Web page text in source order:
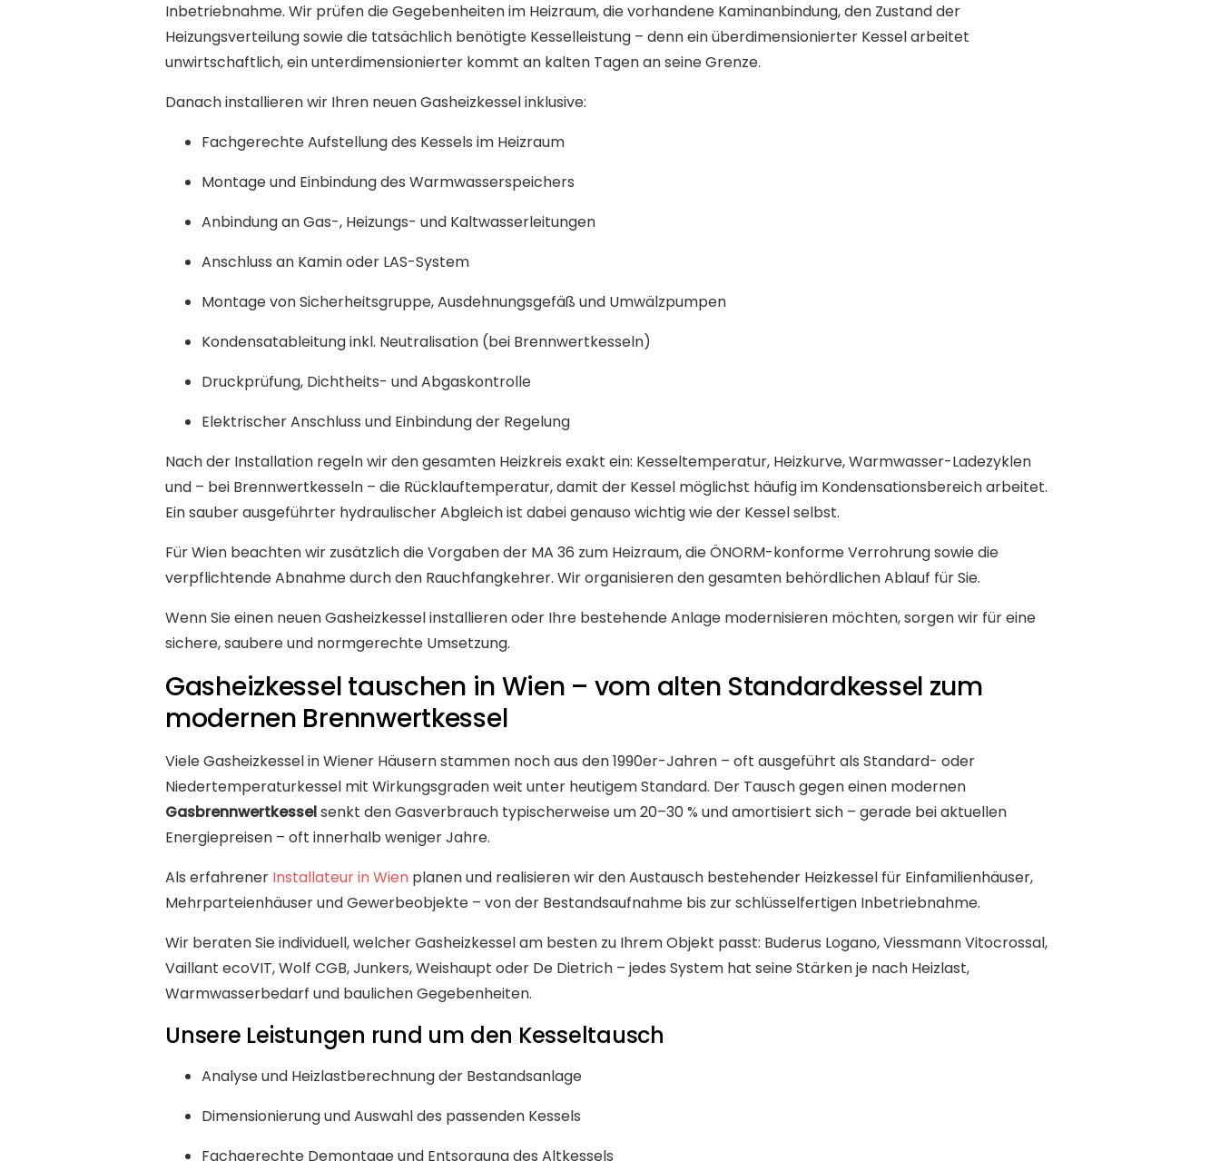
Inbetriebnahme. Wir prüfen die Gegebenheiten im Heizraum, die vorhandene Kaminanbindung, den Zustand der
Heizungsverteilung sowie die tatsächlich benötigte Kesselleistung – denn ein überdimensionierter Kessel arbeitet
unwirtschaftlich, ein unterdimensionierter kommt an kalten Tagen an seine Grenze.
Danach installieren wir Ihren neuen Gasheizkessel inklusive:
Fachgerechte Aufstellung des Kessels im Heizraum
Montage und Einbindung des Warmwasserspeichers
Anbindung an Gas-, Heizungs- und Kaltwasserleitungen
Anschluss an Kamin oder LAS-System
Montage von Sicherheitsgruppe, Ausdehnungsgefäß und Umwälzpumpen
Kondensatableitung inkl. Neutralisation (bei Brennwertkesseln)
Druckprüfung, Dichtheits- und Abgaskontrolle
Elektrischer Anschluss und Einbindung der Regelung
Nach der Installation regeln wir den gesamten Heizkreis exakt ein: Kesseltemperatur, Heizkurve, Warmwasser-Ladezyklen
und – bei Brennwertkesseln – die Rücklauftemperatur, damit der Kessel möglichst häufig im Kondensationsbereich arbeitet.
Ein sauber ausgeführter hydraulischer Abgleich ist dabei genauso wichtig wie der Kessel selbst.
Für Wien beachten wir zusätzlich die Vorgaben der MA 36 zum Heizraum, die ÖNORM-konforme Verrohrung sowie die
verpflichtende Abnahme durch den Rauchfangkehrer. Wir organisieren den gesamten behördlichen Ablauf für Sie.
Wenn Sie einen neuen Gasheizkessel installieren oder Ihre bestehende Anlage modernisieren möchten, sorgen wir für eine
sichere, saubere und normgerechte Umsetzung.
Gasheizkessel tauschen in Wien – vom alten Standardkessel zum
modernen Brennwertkessel
Viele Gasheizkessel in Wiener Häusern stammen noch aus den 1990er-Jahren – oft ausgeführt als Standard- oder
Niedertemperaturkessel mit Wirkungsgraden weit unter heutigem Standard. Der Tausch gegen einen modernen
Gasbrennwertkesselsenkt den Gasverbrauch typischerweise um 20–30 % und amortisiert sich – gerade bei aktuellen
Energiepreisen – oft innerhalb weniger Jahre.
Als erfahrener Installateur in Wien planen und realisieren wir den Austausch bestehender Heizkessel für Einfamilienhäuser,
Mehrparteienhäuser und Gewerbeobjekte – von der Bestandsaufnahme bis zur schlüsselfertigen Inbetriebnahme.
Wir beraten Sie individuell, welcher Gasheizkessel am besten zu Ihrem Objekt passt: Buderus Logano, Viessmann Vitocrossal,
Vaillant ecoVIT, Wolf CGB, Junkers, Weishaupt oder De Dietrich – jedes System hat seine Stärken je nach Heizlast,
Warmwasserbedarf und baulichen Gegebenheiten.
Unsere Leistungen rund um den Kesseltausch
Analyse und Heizlastberechnung der Bestandsanlage
Dimensionierung und Auswahl des passenden Kessels
Fachgerechte Demontage und Entsorgung des Altkessels